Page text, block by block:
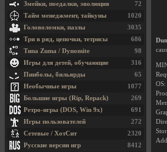
72
Змейки, поедалки, эволюция
1020
Тайм менеджмент, тайкуны
3035
Головоломки, пазлы
686
Три в ряд, цепочки, тетрисы
98
Типа Zuma / Dynomite
316
Игры для детей, обучающие
65
Пинболы, бильярды
1077
Необычные игры
269
Большие игры (Rip, Repack)
691
Ретро-игры (DOS, Win 9x)
272
Игры пользователей
2320
Сетевые / ХотСит
8412
Русские версии игр